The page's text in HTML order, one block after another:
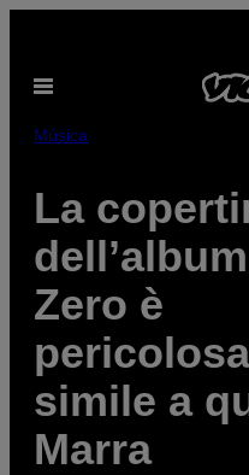
contenuto
Apri
Música
La
Zero è
simile a
Marra